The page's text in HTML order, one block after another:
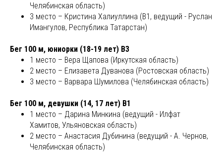
Челябинская область)
3 место – Кристина Халиуллина (В1, ведущий - Руслан
Имангулов, Республика Татарстан)
Бег 100 м, юниорки (18-19 лет) В3
1 место – Вера Щапова (Иркутская область)
2 место – Елизавета Дуванова (Ростовская область)
3 место – Варвара Шумилова (Челябинская область)
Бег 100 м, девушки (14, 17 лет) В1
1 место – Дарина Минкина (ведущий - Илфат
Хамитов, Ульяновская область)
2 место – Анастасия Дубинина (ведущий - А. Чернов,
Челябинская область)